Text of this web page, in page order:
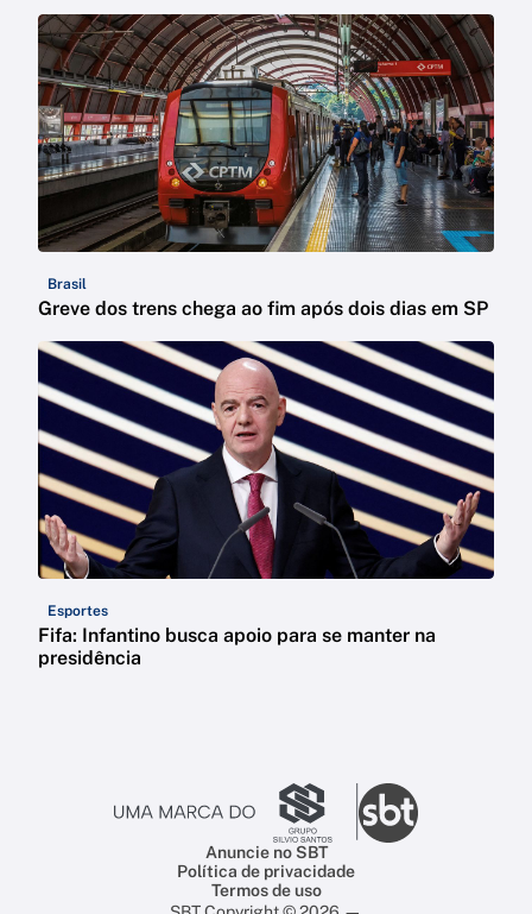
Brasil
Greve dos trens chega ao fim após dois dias em SP
Esportes
Fifa: Infantino busca apoio para se manter na
presidência
Anuncie no SBT
Política de privacidade
Termos de uso